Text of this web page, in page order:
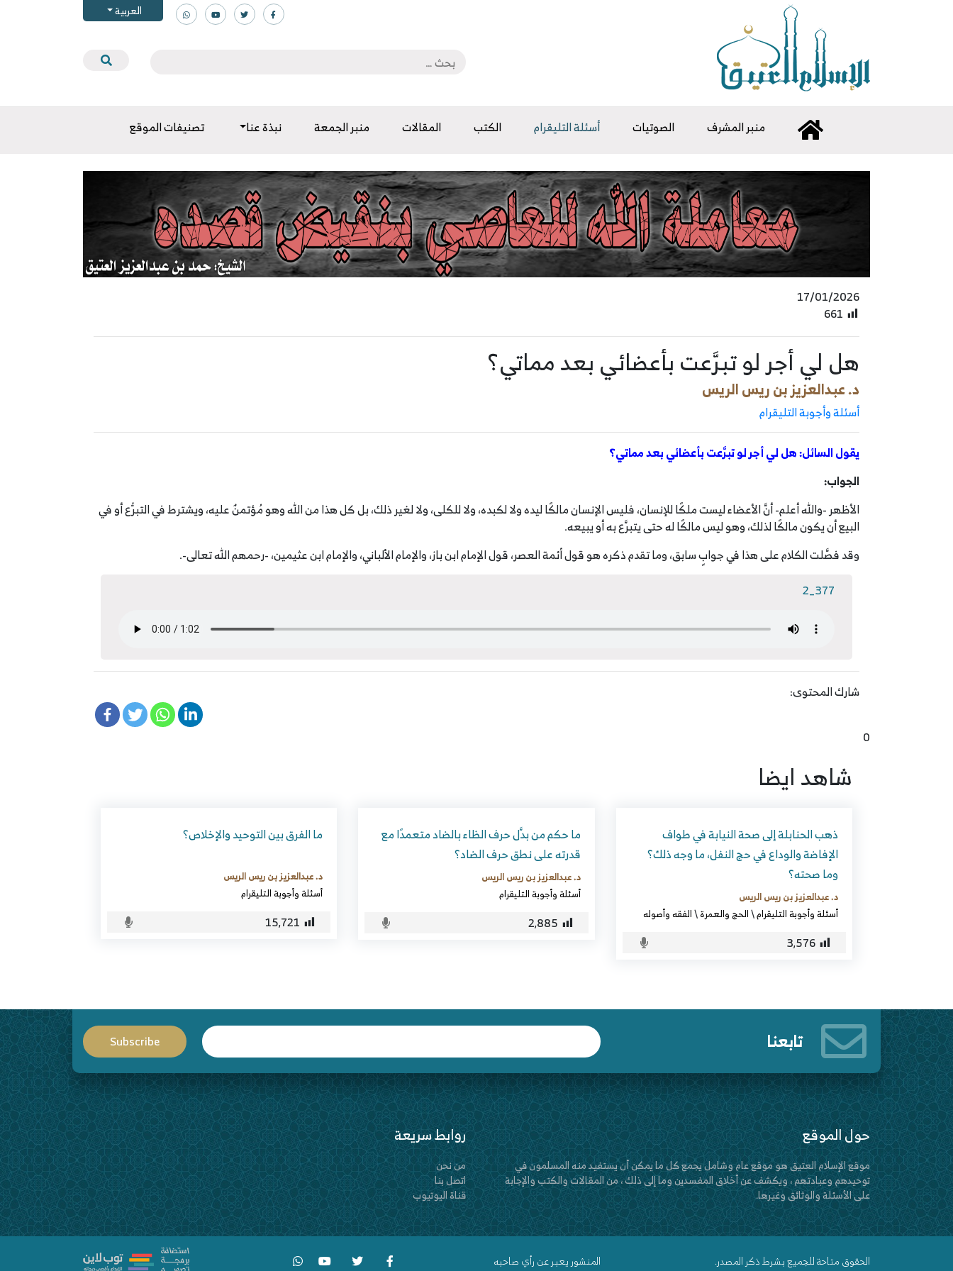
العربية
منبر المشرف الصوتيات أسئلة التليقرام الكتب المقالات منبر الجمعة نبذة عنا تصنيفات الموقع
17/01/2026
661
هل لي أجر لو تبرَّعت بأعضائي بعد مماتي؟
د. عبدالعزيز بن ريس الريس
أسئلة وأجوبة التليقرام
يقول السائل: هل لي أجر لو تبرَّعت بأعضائي بعد مماتي؟
الجواب:
الأظهر -والله أعلم- أنَّ الأعضاء ليست ملكًا للإنسان، فليس الإنسان مالكًا ليده ولا لكبده، ولا للكلى، ولا لغير ذلك، بل كل هذا من الله وهو مُؤتمنٌ عليه، ويشترط في التبرُّع أو في
البيع أن يكون مالكًا لذلك، وهو ليس مالكًا له حتى يتبرَّع به أو يبيعه.
وقد فصَّلت الكلام على هذا في جوابٍ سابق، وما تقدم ذكره هو قول أئمة العصر، قول الإمام ابن باز، والإمام الألباني، والإمام ابن عثيمين، -رحمهم الله تعالى-.
377_2
شارك المحتوى:
0
شاهد ايضا
ذهب الحنابلة إلى صحة النيابة في طواف
الإفاضة والوداع في حج النفل، ما وجه ذلك؟
وما صحته؟
د. عبدالعزيز بن ريس الريس
أسئلة وأجوبة التليقرام\الحج والعمرة\الفقه وأصوله
3٬576
ما حكم من بدَّل حرف الظاء بالضاد متعمدًا مع
قدرته على نطق حرف الضاد؟
د. عبدالعزيز بن ريس الريس
أسئلة وأجوبة التليقرام
2٬885
ما الفرق بين التوحيد والإخلاص؟
د. عبدالعزيز بن ريس الريس
أسئلة وأجوبة التليقرام
15٬721
تابعنا
حول الموقع
موقع الإسلام العتيق هو موقع عام وشامل يجمع كل ما يمكن أن يستفيد منه المسلمون في
توحيدهم وعبادتهم ، ويكشف عن أخلاق المفسدين وما إلى ذلك ، من المقالات والكتب والإجابة
على الأسئلة والوثائق وغيرها.
روابط سريعة
من نحن
اتصل بنا
قناة اليوتيوب
الحقوق متاحة للجميع بشرط ذكر المصدر. المنشور يعبر عن رأي صاحبه